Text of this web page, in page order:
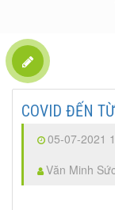
COVID ĐẾN
05-07-2021
Văn Minh